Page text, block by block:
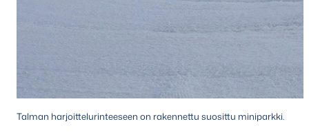
Talman harjoittelurinteeseen on rakennettu suosittu miniparkki.